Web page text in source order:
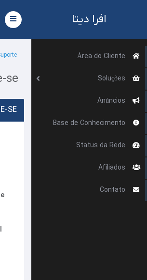
افرا دیتا
se
SE